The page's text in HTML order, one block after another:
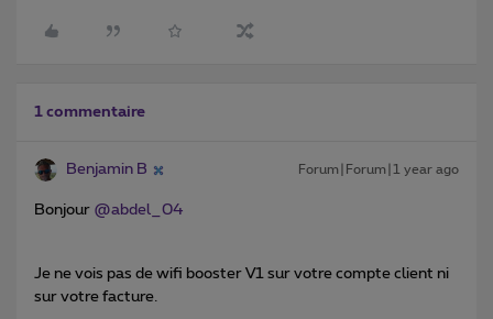
1 commentaire
Benjamin B Forum|Forum|1 year ago
Bonjour @abdel_04
Je ne vois pas de wifi booster V1 sur votre compte client ni
sur votre facture.